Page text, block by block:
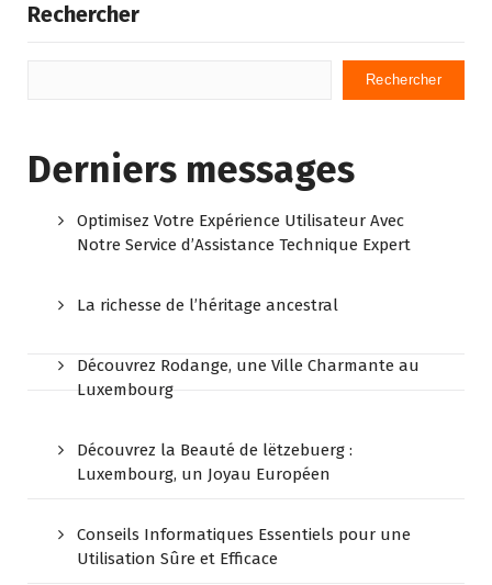
Rechercher
Rechercher
Derniers messages
Optimisez Votre Expérience Utilisateur Avec
Notre Service d’Assistance Technique Expert
La richesse de l’héritage ancestral
Découvrez Rodange, une Ville Charmante au
Luxembourg
Découvrez la Beauté de lëtzebuerg :
Luxembourg, un Joyau Européen
Conseils Informatiques Essentiels pour une
Utilisation Sûre et Efficace